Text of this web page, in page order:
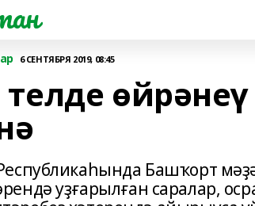
6 СЕНТЯБРЯ 2019, 08:45
телде
Башҡорт
уҙғарылған саралар,